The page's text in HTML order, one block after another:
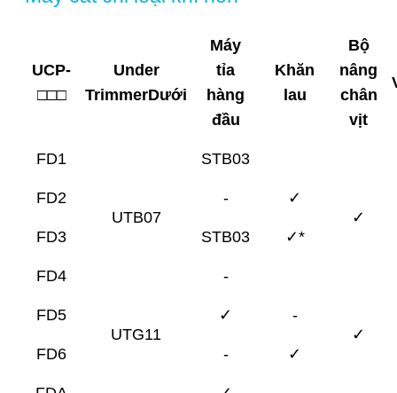
UCP-
□□□
Under
TrimmerDưới
Máy
tỉa
hàng
đầu
Khăn
lau
Bộ
nâng
chân
vịt
FD1
UTB07
STB03
✓
FD2 - ✓
FD3 STB03 ✓*
FD4 -
FD5
UTG11
✓
-
✓
FD6
- ✓